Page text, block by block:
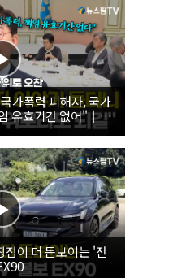
가폭력 피해자, 국가
유효기간 없어"｜
자 위로 오찬
이 더 돋보이는 '전